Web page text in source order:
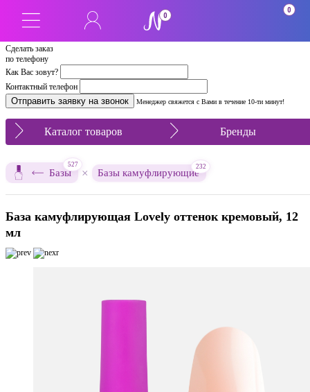
Сделать заказ
по телефону
Как Вас зовут?
Контактный телефон
Менеджер свяжется с Вами в течение 10-ти минут!
0
0
Каталог товаров Бренды
Базы
527
× Базы камуфлирующие
232
База камуфлирующая Lovely оттенок кремовый, 12
мл